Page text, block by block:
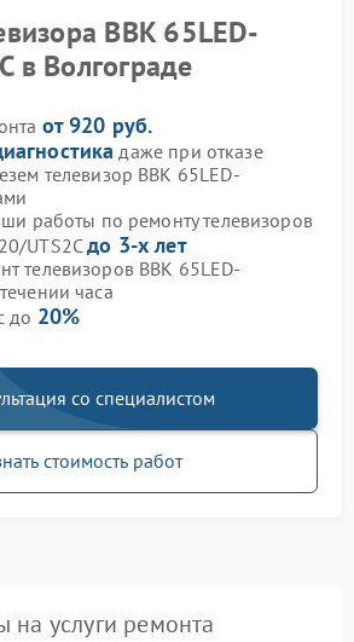
BBK 65LED-
в Волгограде
от 920 руб.
даже при отказе
телевизор BBK 65LED-
работы по ремонту телевизоров
UTS2Cдо 3-х лет
телевизоров BBK 65LED-
часа
до 20%
со специалистом
стоимость работ
на услуги ремонта